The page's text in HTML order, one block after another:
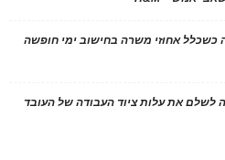
כשכלל אחוזי משרה בחישוב ימי חופשה
לשלם את עלות ציוד העבודה של העובד